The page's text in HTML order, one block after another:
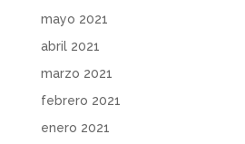
mayo 2021
abril 2021
marzo 2021
febrero 2021
enero 2021